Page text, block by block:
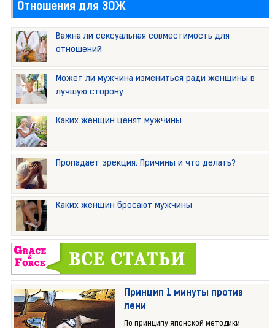
Отношения для ЗОЖ
Важна ли сексуальная совместимость для
отношений
Может ли мужчина измениться ради женщины в
лучшую сторону
Каких женщин ценят мужчины
Пропадает эрекция. Причины и что делать?
Каких женщин бросают мужчины
Принцип 1 минуты против
лени
По принципу японской методики